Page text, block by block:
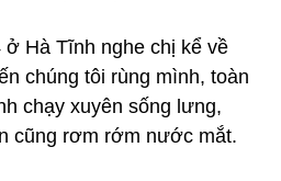
Hà Tĩnh nghe chị kể về
chúng tôi rùng mình, toàn
chạy xuyên sống lưng,
cũng rơm rớm nước mắt.